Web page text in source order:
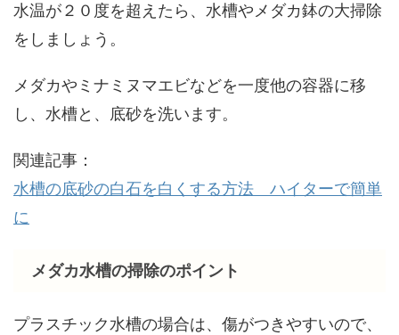
水温が２０度を超えたら、水槽やメダカ鉢の大掃除
をしましょう。
メダカやミナミヌマエビなどを一度他の容器に移
し、水槽と、底砂を洗います。
関連記事：
水槽の底砂の白石を白くする方法 ハイターで簡単
に
メダカ水槽の掃除のポイント
プラスチック水槽の場合は、傷がつきやすいので、